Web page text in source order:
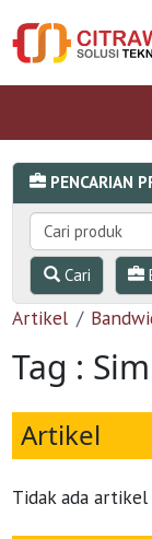
PENCARIAN
Cari
Artikel
Tag :
Artikel
Tidak ada